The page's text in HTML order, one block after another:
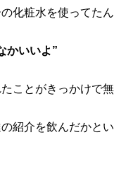
化粧水を使ってた
かいいよ”
ことがきっかけで
紹介を飲んだかと